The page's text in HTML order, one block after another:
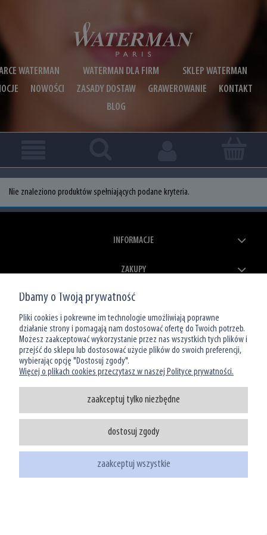
WATERMAN WATERMAN DLA FIRM
SKLEP WATERMAN
NOWOŚCI ZASADY DOSTAW GRAWEROWANIE
KONTAKT
BLOG
Nie znaleziono produktów spełniających podane kryteria.
INFORMACJE
ZAKUPY
MOJE KONTO
O NAS
Infolinia: 801 066 449
tel: (22) 39 00 966
sklep@watermanshop.pl
Dbamy o Twoją prywatność
Pliki cookies i pokrewne im technologie umożliwiają poprawne
działanie strony i pomagają nam dostosować ofertę do Twoich potrzeb.
Możesz zaakceptować wykorzystanie przez nas wszystkich tych plików i
przejść do sklepu lub dostosować użycie plików do swoich preferencji,
wybierając opcję "Dostosuj zgody".
Więcej o plikach cookies przeczytasz w naszej Polityce prywatności.
zaakceptuj tylko niezbędne
dostosuj zgody
zaakceptuj wszystkie